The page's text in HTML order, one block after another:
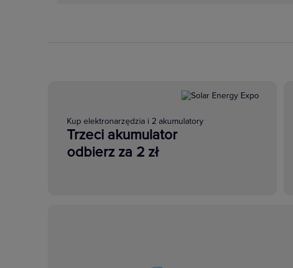
Kup elektronarzędzia i 2 akumulatory
Trzeci akumulator
odbierz za 2 zł